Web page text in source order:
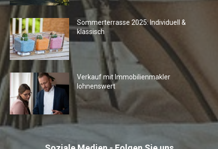
Sommerterrasse 2025: Individuell &
klassisch
Verkauf mit Immobilienmakler
lohnenswert